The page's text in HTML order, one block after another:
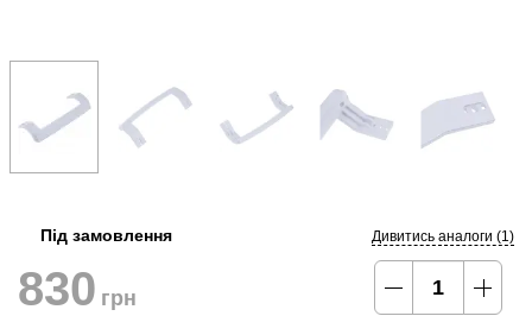
Під замовлення Дивитись аналоги (1)
830 грн